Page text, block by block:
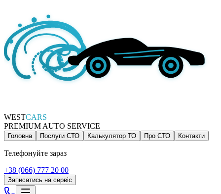
WESTCARS
PREMIUM AUTO SERVICE
Головна Послуги СТО Калькулятор ТО Про СТО Контакти
Телефонуйте зараз
+38 (066) 777 20 00
Записатись на сервіс